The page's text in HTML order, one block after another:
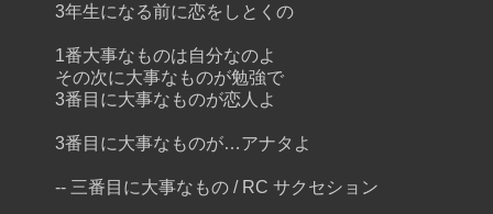
3年生になる前に恋をしとくの
1番大事なものは自分なのよ
その次に大事なものが勉強で
3番目に大事なものが恋人よ
3番目に大事なものが…アナタよ
-- 三番目に大事なもの / RC サクセション